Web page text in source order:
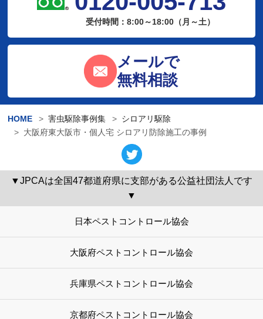
受付時間：8:00～18:00（月～土）
メールで
無料相談
HOME 害虫駆除事例集
シロアリ駆除
大阪府東大阪市・個人宅 シロアリ防除施工の事例
▼JPCAは全国47都道府県に支部がある公益社団法人です
▼
日本ペストコントロール協会
大阪府ペストコントロール協会
兵庫県ペストコントロール協会
京都府ペストコントロール協会